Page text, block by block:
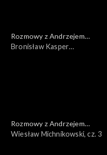
Rozmowy z Andrzejem
Doboszem
Bronisław Kasper
Rozmowy z Andrzejem
Doboszem
Wiesław Michnikowski, cz. 3